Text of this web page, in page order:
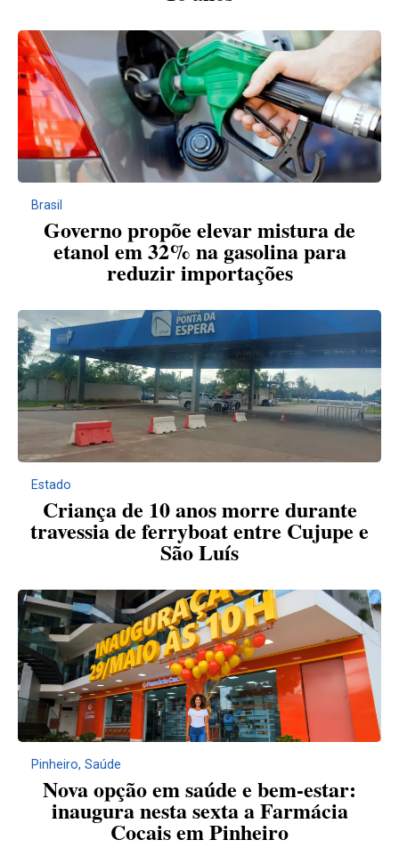
Brasil
Governo propõe elevar mistura de
etanol em 32% na gasolina para
reduzir importações
Estado
Criança de 10 anos morre durante
travessia de ferryboat entre Cujupe e
São Luís
Pinheiro, Saúde
Nova opção em saúde e bem-estar:
inaugura nesta sexta a Farmácia
Cocais em Pinheiro